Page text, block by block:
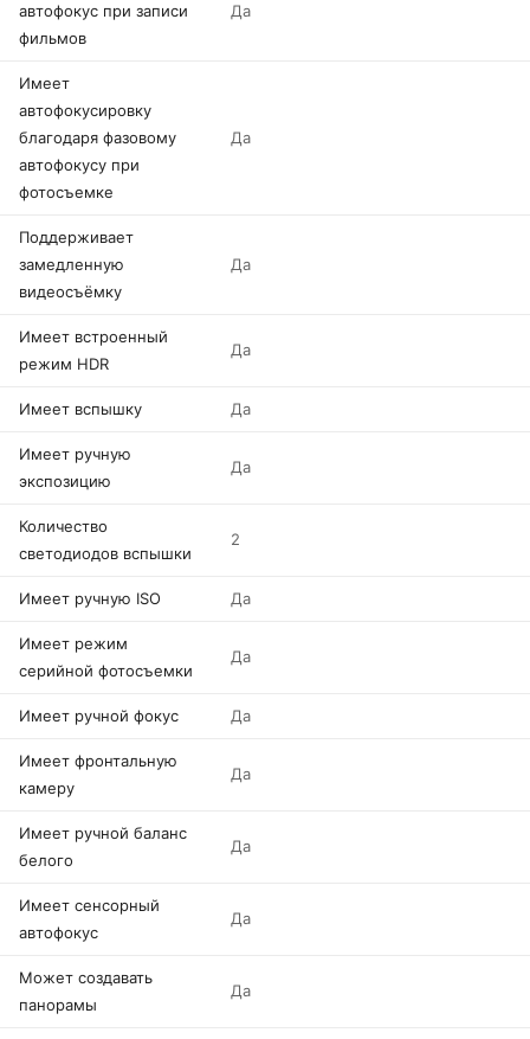
автофокус при записи
фильмов
Да
Имеет
автофокусировку
благодаря фазовому
автофокусу при
фотосъемке
Да
Поддерживает
замедленную
видеосъёмку
Да
Имеет встроенный
режим HDR
Да
Имеет вспышку Да
Имеет ручную
экспозицию
Да
Количество
светодиодов вспышки
2
Имеет ручную ISO Да
Имеет режим
серийной фотосъемки
Да
Имеет ручной фокус Да
Имеет фронтальную
камеру
Да
Имеет ручной баланс
белого
Да
Имеет сенсорный
автофокус
Да
Может создавать
панорамы
Да